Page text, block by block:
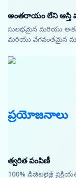
అంతరాయం లేని ఆస్తి
సులభమైన మరియు
మరియు వేగవంతమైన
ప్రయోజనాలు
త్వరిత పంపిణీ
100% డిజిటలైజ్డ్